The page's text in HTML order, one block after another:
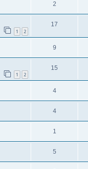
2
1 2
17
9
1 2
15
4
4
1
5